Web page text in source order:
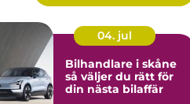
naturtomter till...
04. jul
Bilhandlare i skåne
så väljer du rätt för
din nästa bilaffär